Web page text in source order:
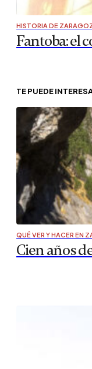
HISTORIA DE
Fantoba: el
TE PUEDE
QUÉ VER Y HACER EN
Cien años